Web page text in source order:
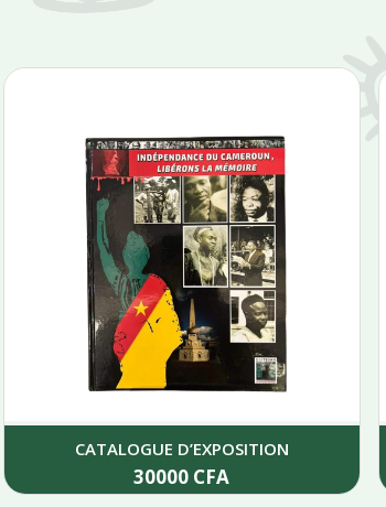
CATALOGUE D’EXPOSITION
30000 CFA